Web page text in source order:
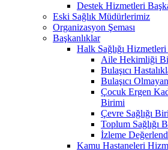
Destek Hizmetleri
Eski Sağlık Müdürlerimiz
Organizasyon Şeması
Başkanlıklar
Halk Sağlığı Hizmetleri
Aile Hekimliği
Bulaşıcı
Bulaşıcı
Çocuk Ergen
Birimi
Çevre Sağlığı
Toplum Sağlığı
İzleme
Kamu Hastaneleri